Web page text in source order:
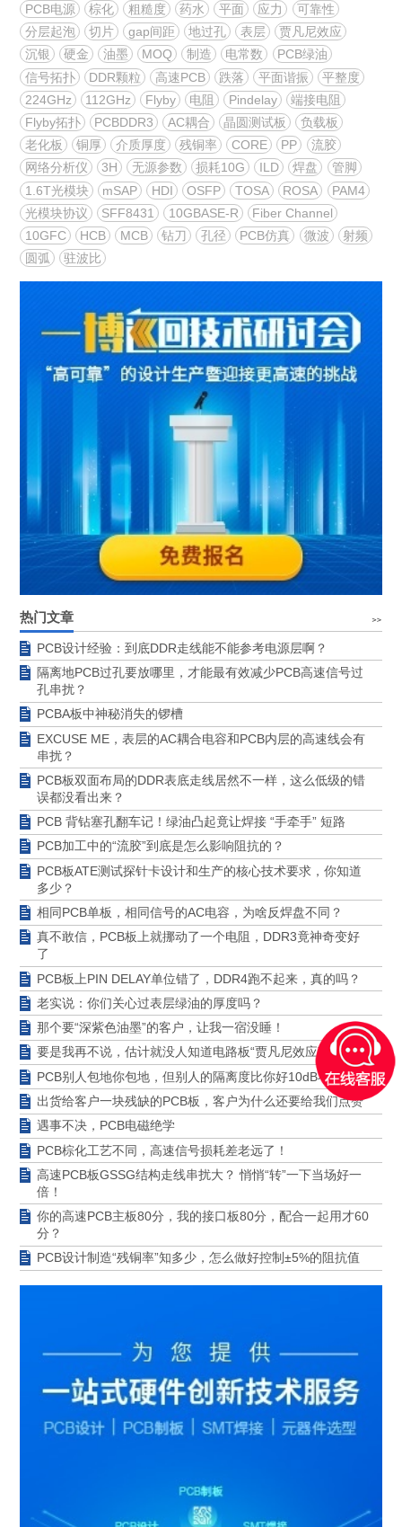
PCB电源
棕化 粗糙度 药水 平面 应力
可靠性
分层起泡
切片 gap间距 地过孔 表层
贾凡尼效应
沉银
硬金 油墨 MOQ 制造 电常数
PCB绿油
信号拓扑
DDR颗粒 高速PCB 跌落 平面谐振
平整度
224GHz
112GHz Flyby 电阻 Pindelay
端接电阻
Flyby拓扑
PCBDDR3 AC耦合 晶圆测试板
负载板
老化板
铜厚 介质厚度 残铜率 CORE PP
流胶
网络分析仪
3H 无源参数 损耗10G ILD 焊盘
管脚
1.6T光模块
mSAP HDI OSFP TOSA ROSA
PAM4
光模块协议
SFF8431 10GBASE-R
Fiber Channel
10GFC
HCB MCB 钻刀 孔径 PCB仿真 微波
射频
圆弧
驻波比
热门文章
PCB设计经验：到底DDR走线能不能参考电源层啊？
隔离地PCB过孔要放哪里，才能最有效减少PCB高速信号过
孔串扰？
PCBA板中神秘消失的锣槽
EXCUSE ME，表层的AC耦合电容和PCB内层的高速线会有
串扰？
PCB板双面布局的DDR表底走线居然不一样，这么低级的错
误都没看出来？
PCB 背钻塞孔翻车记！绿油凸起竟让焊接 “手牵手” 短路
PCB加工中的“流胶”到底是怎么影响阻抗的？
PCB板ATE测试探针卡设计和生产的核心技术要求，你知道
多少？
相同PCB单板，相同信号的AC电容，为啥反焊盘不同？
真不敢信，PCB板上就挪动了一个电阻，DDR3竟神奇变好
了
PCB板上PIN DELAY单位错了，DDR4跑不起来，真的吗？
老实说：你们关心过表层绿油的厚度吗？
那个要“深紫色油墨”的客户，让我一宿没睡！
要是我再不说，估计就没人知道电路板“贾凡尼效应”了！
PCB别人包地你包地，但别人的隔离度比你好10dB不止
出货给客户一块残缺的PCB板，客户为什么还要给我们点赞
遇事不决，PCB电磁绝学
PCB棕化工艺不同，高速信号损耗差老远了！
高速PCB板GSSG结构走线串扰大？ 悄悄“转”一下当场好一
倍！
你的高速PCB主板80分，我的接口板80分，配合一起用才60
分？
PCB设计制造“残铜率”知多少，怎么做好控制±5%的阻抗值